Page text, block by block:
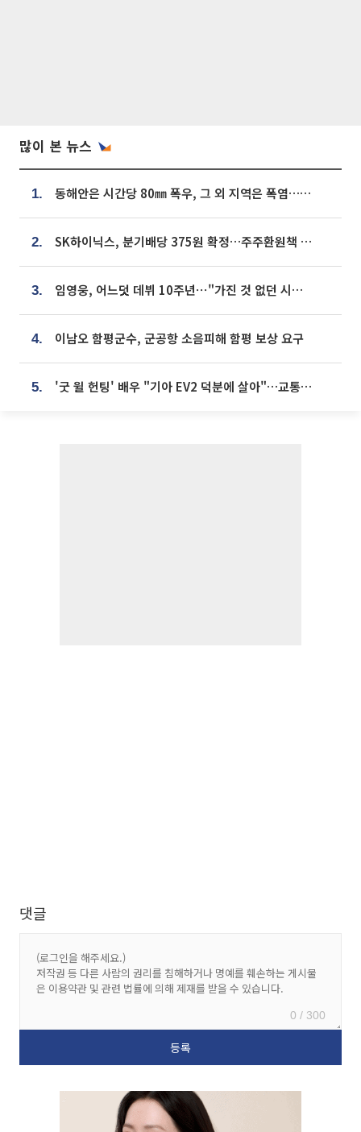
많이 본 뉴스
1. 동해안은 시간당 80㎜ 폭우, 그 외 지역은 폭염…‘극과 극 날씨’
2. SK하이닉스, 분기배당 375원 확정…주주환원책 9월로 앞당겨 발표
3. 임영웅, 어느덧 데뷔 10주년⋯"가진 것 없던 시절, 내 앞엔 20명의 팬뿐"
4. 이남오 함평군수, 군공항 소음피해 함평 보상 요구
5. '굿 윌 헌팅' 배우 "기아 EV2 덕분에 살아"…교통사고 후 안전성 극찬
댓글
0 / 300